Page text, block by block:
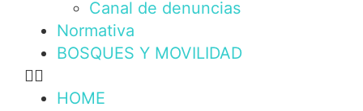
Canal de denuncias
Normativa
BOSQUES Y MOVILIDAD
HOME